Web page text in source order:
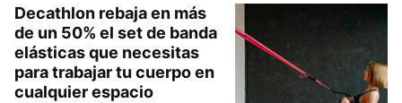
Decathlon rebaja en más
de un 50% el set de banda
elásticas que necesitas
para trabajar tu cuerpo en
cualquier espacio